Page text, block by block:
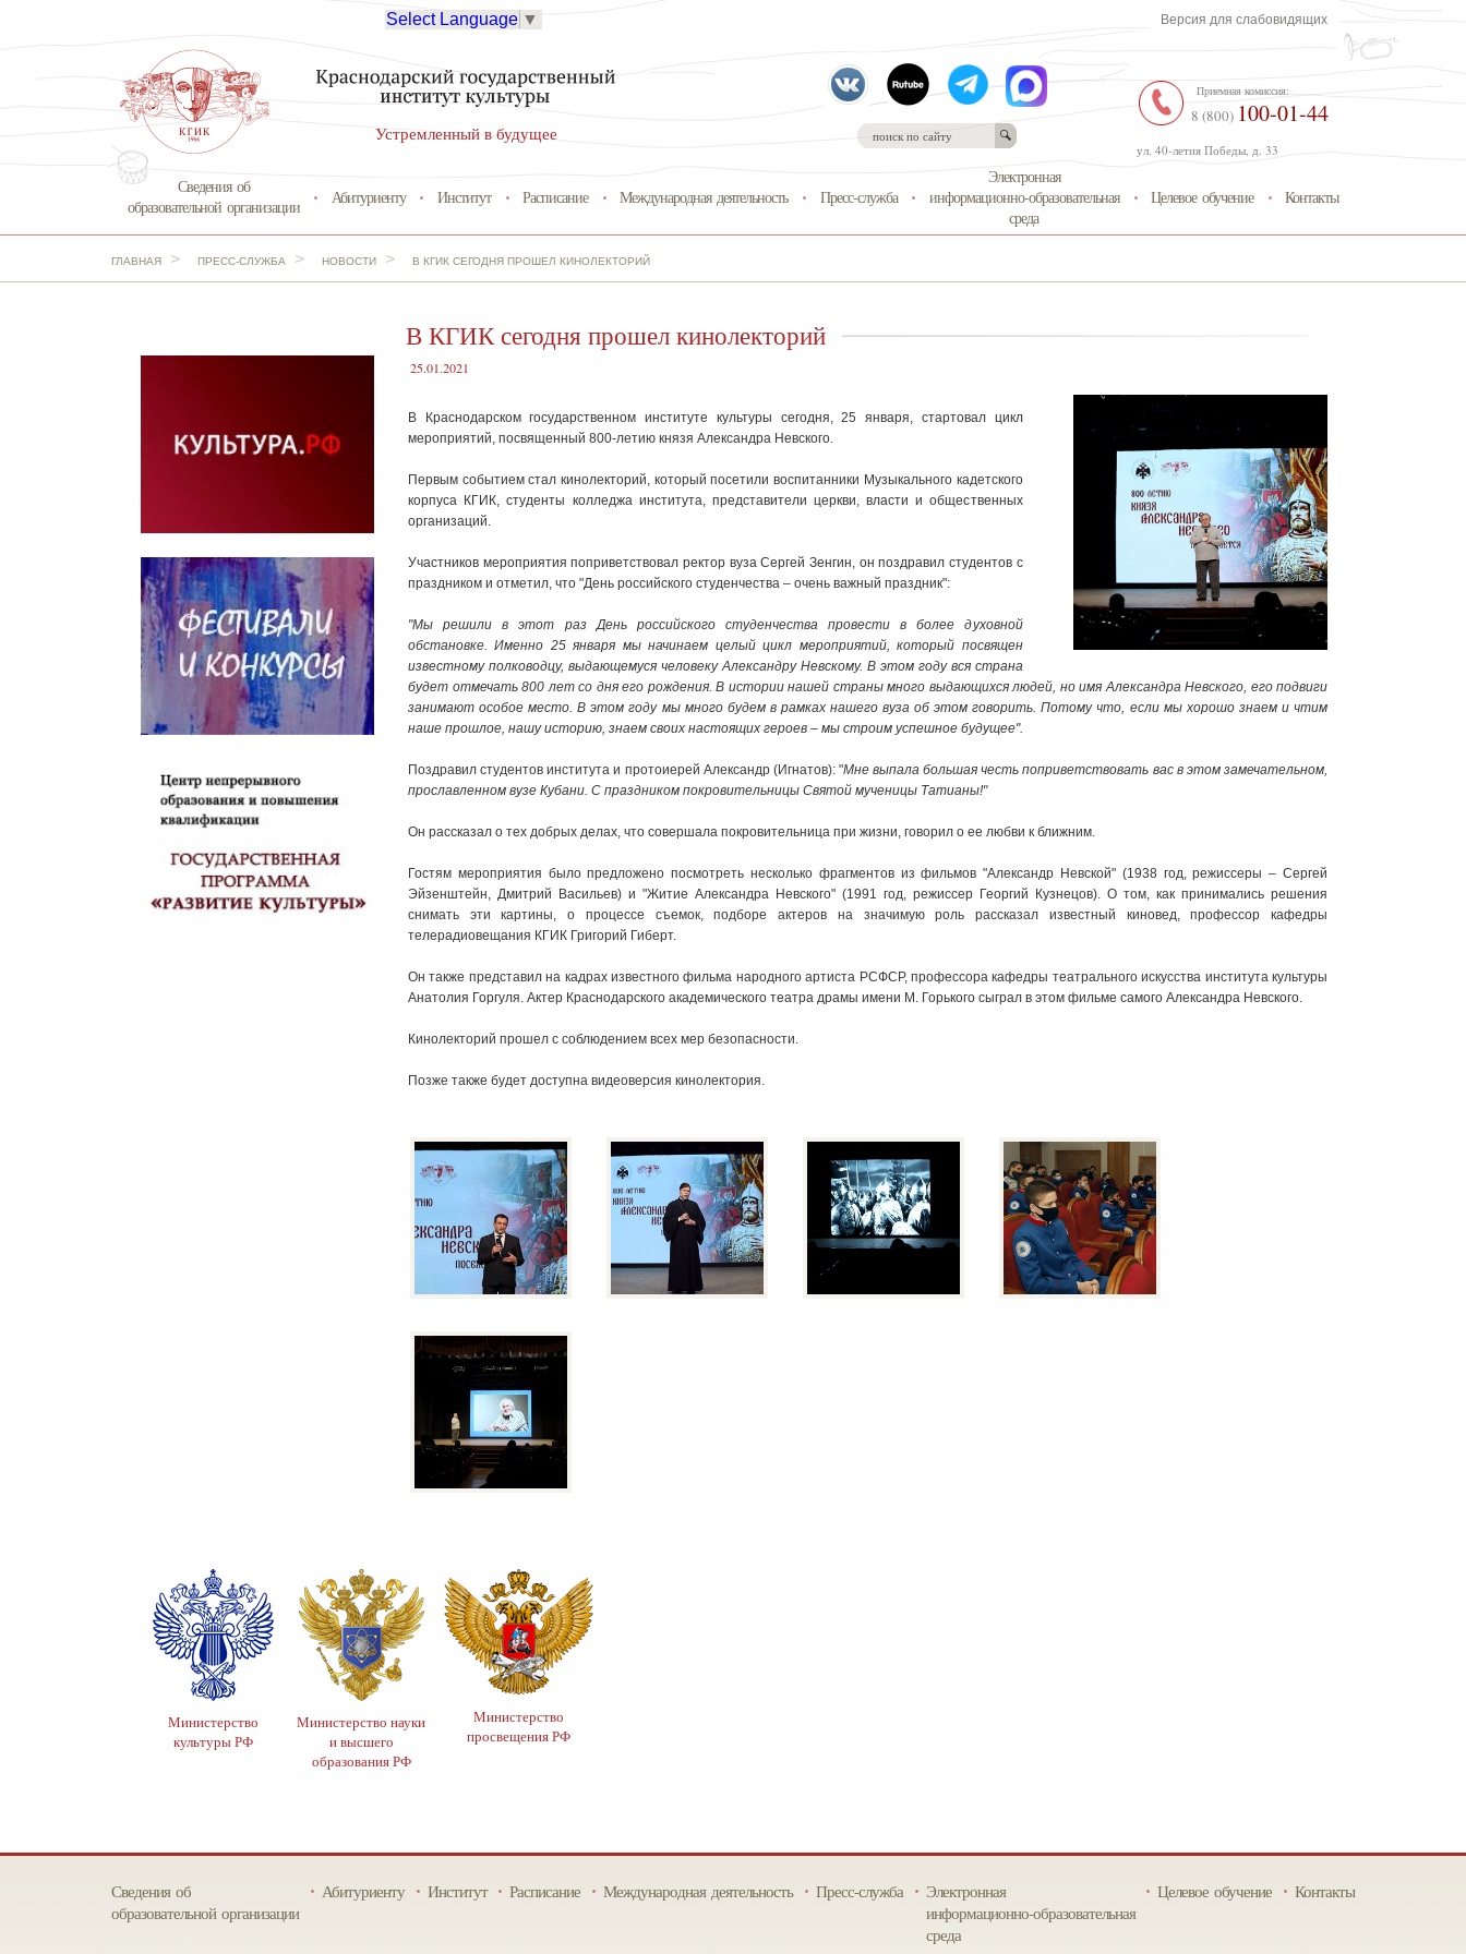
Устремленный в будущее
Select Language ▼ Версия для слабовидящих
ул. 40-летия Победы, д. 33
Приемная комиссия:
8 (800) 100-01-44
Сведения об
образовательной организации
Абитуриенту Институт Расписание Международная деятельность Пресс-служба
Электронная
информационно-образовательная
среда
Целевое обучение Контакты
ГЛАВНАЯ > ПРЕСС-СЛУЖБА > НОВОСТИ > В КГИК СЕГОДНЯ ПРОШЕЛ КИНОЛЕКТОРИЙ
В КГИК сегодня прошел кинолекторий
25.01.2021
В Краснодарском государственном институте культуры сегодня, 25 января, стартовал цикл
мероприятий, посвященный 800-летию князя Александра Невского.
Первым событием стал кинолекторий, который посетили воспитанники Музыкального кадетского
корпуса КГИК, студенты колледжа института, представители церкви, власти и общественных
организаций.
Участников мероприятия поприветствовал ректор вуза Сергей Зенгин, он поздравил студентов с
праздником и отметил, что "День российского студенчества – очень важный праздник":
"Мы решили в этот раз День российского студенчества провести в более духовной
обстановке. Именно 25 января мы начинаем целый цикл мероприятий, который посвящен
известному полководцу, выдающемуся человеку Александру Невскому. В этом году вся страна
будет отмечать 800 лет со дня его рождения. В истории нашей страны много выдающихся людей, но имя Александра Невского, его подвиги
занимают особое место. В этом году мы много будем в рамках нашего вуза об этом говорить. Потому что, если мы хорошо знаем и чтим
наше прошлое, нашу историю, знаем своих настоящих героев – мы строим успешное будущее".
Поздравил студентов института и протоиерей Александр (Игнатов): "Мне выпала большая честь поприветствовать вас в этом замечательном,
прославленном вузе Кубани. С праздником покровительницы Святой мученицы Татианы!"
Он рассказал о тех добрых делах, что совершала покровительница при жизни, говорил о ее любви к ближним.
Гостям мероприятия было предложено посмотреть несколько фрагментов из фильмов "Александр Невской" (1938 год, режиссеры – Сергей
Эйзенштейн, Дмитрий Васильев) и "Житие Александра Невского" (1991 год, режиссер Георгий Кузнецов). О том, как принимались решения
снимать эти картины, о процессе съемок, подборе актеров на значимую роль рассказал известный киновед, профессор кафедры
телерадиовещания КГИК Григорий Гиберт.
Он также представил на кадрах известного фильма народного артиста РСФСР, профессора кафедры театрального искусства института культуры
Анатолия Горгуля. Актер Краснодарского академического театра драмы имени М. Горького сыграл в этом фильме самого Александра Невского.
Кинолекторий прошел с соблюдением всех мер безопасности.
Позже также будет доступна видеоверсия кинолектория.
Министерство
культуры РФ
Министерство науки
и высшего
образования РФ
Министерство
просвещения РФ
Сведения об
образовательной организации
Абитуриенту Институт Расписание Международная деятельность Пресс-служба
Электронная
информационно-образовательная
среда
Целевое обучение Контакты